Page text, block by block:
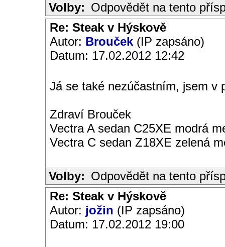
Volby: Odpovědět na tento
Re: Steak v Hýskově
Autor: Brouček (IP zapsáno)
Datum: 17.02.2012 12:42
Já se také nezúčastním, jsem v
Zdraví Brouček
Vectra A sedan C25XE modrá
Vectra C sedan Z18XE zelená
Volby: Odpovědět na tento
Re: Steak v Hýskově
Autor: jožin (IP zapsáno)
Datum: 17.02.2012 19:00